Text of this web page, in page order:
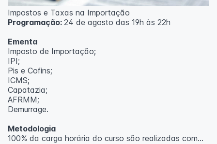
Impostos e Taxas na Importação
Programação: 24 de agosto das 19h às 22h
Ementa
Imposto de Importação;
IPI;
Pis e Cofins;
ICMS;
Capatazia;
AFRMM;
Demurrage.
Metodologia
100% da carga horária do curso são realizadas com